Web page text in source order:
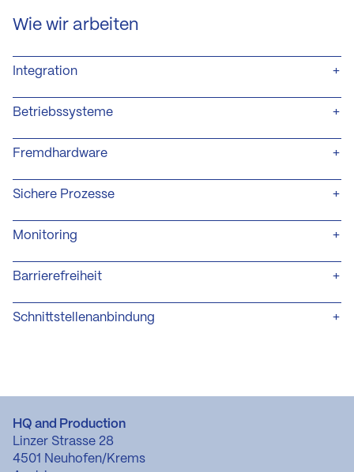
Wie wir arbeiten
Integration
Betriebssysteme
Fremdhardware
Sichere Prozesse
Monitoring
Barrierefreiheit
Schnittstellenanbindung
HQ and Production
Linzer Strasse 28
4501 Neuhofen/Krems